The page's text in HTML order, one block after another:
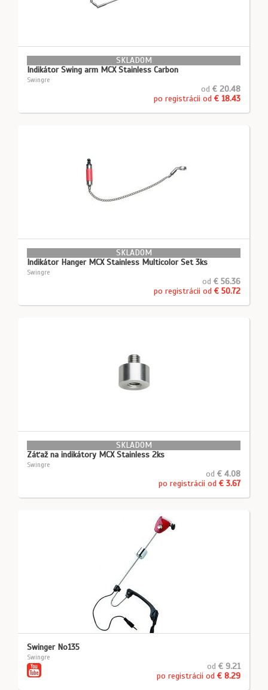
SKLADOM
Indikátor Swing arm MCX Stainless Carbon
Swingre
od € 20.48
po registrácii od € 18.43
SKLADOM
Indikátor Hanger MCX Stainless Multicolor Set 3ks
Swingre
od € 56.36
po registrácii od € 50.72
SKLADOM
Záťaž na indikátory MCX Stainless 2ks
Swingre
od € 4.08
po registrácii od € 3.67
Swinger No135
Swingre
od € 9.21
po registrácii od € 8.29